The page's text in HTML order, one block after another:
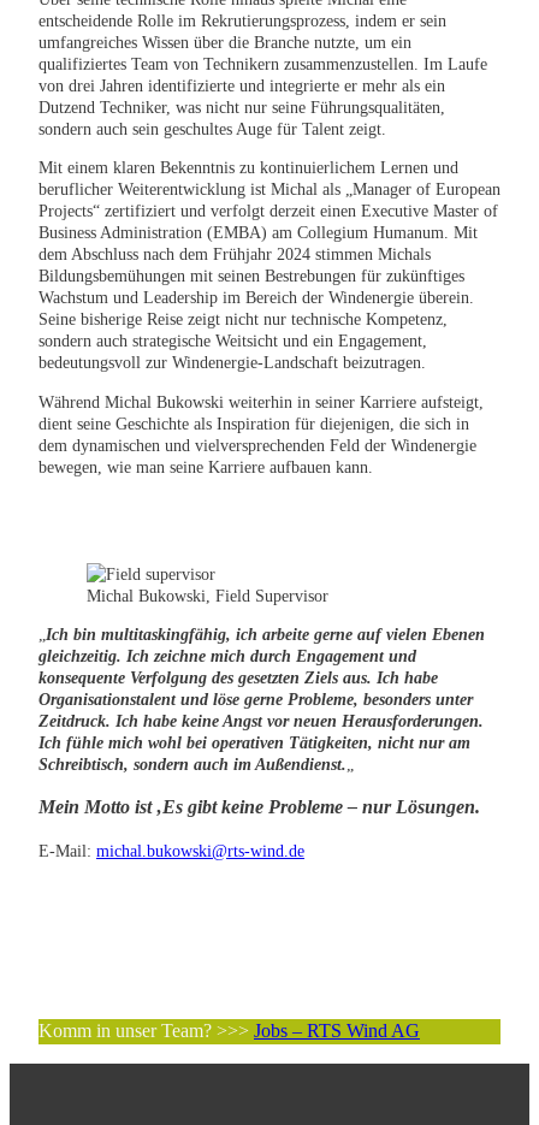
entscheidende Rolle im Rekrutierungsprozess, indem er sein
umfangreiches Wissen über die Branche nutzte, um ein
qualifiziertes Team von Technikern zusammenzustellen. Im Laufe
von drei Jahren identifizierte und integrierte er mehr als ein
Dutzend Techniker, was nicht nur seine Führungsqualitäten,
sondern auch sein geschultes Auge für Talent zeigt.
Mit einem klaren Bekenntnis zu kontinuierlichem Lernen und
beruflicher Weiterentwicklung ist Michal als „Manager of European
Projects“ zertifiziert und verfolgt derzeit einen Executive Master of
Business Administration (EMBA) am Collegium Humanum. Mit
dem Abschluss nach dem Frühjahr 2024 stimmen Michals
Bildungsbemühungen mit seinen Bestrebungen für zukünftiges
Wachstum und Leadership im Bereich der Windenergie überein.
Seine bisherige Reise zeigt nicht nur technische Kompetenz,
sondern auch strategische Weitsicht und ein Engagement,
bedeutungsvoll zur Windenergie-Landschaft beizutragen.
Während Michal Bukowski weiterhin in seiner Karriere aufsteigt,
dient seine Geschichte als Inspiration für diejenigen, die sich in
dem dynamischen und vielversprechenden Feld der Windenergie
bewegen, wie man seine Karriere aufbauen kann.
Michal Bukowski, Field Supervisor
„Ich bin multitaskingfähig, ich arbeite gerne auf vielen Ebenen
gleichzeitig. Ich zeichne mich durch Engagement und
konsequente Verfolgung des gesetzten Ziels aus. Ich habe
Organisationstalent und löse gerne Probleme, besonders unter
Zeitdruck. Ich habe keine Angst vor neuen Herausforderungen.
Ich fühle mich wohl bei operativen Tätigkeiten, nicht nur am
Schreibtisch, sondern auch im Außendienst.„
Mein Motto ist ‚Es gibt keine Probleme – nur Lösungen.
E-Mail: michal.bukowski@rts-wind.de
Komm in unser Team? >>> Jobs – RTS Wind AG